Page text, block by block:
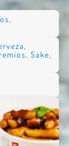
,
,
, Sake,